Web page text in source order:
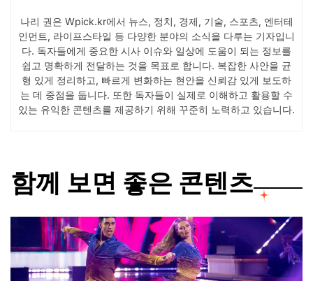
나리 권은 Wpick.kr에서 뉴스, 정치, 경제, 기술, 스포츠, 엔터테
인먼트, 라이프스타일 등 다양한 분야의 소식을 다루는 기자입니
다. 독자들에게 중요한 시사 이슈와 일상에 도움이 되는 정보를
쉽고 명확하게 전달하는 것을 목표로 합니다. 복잡한 사안을 균
형 있게 정리하고, 빠르게 변화하는 현안을 신뢰감 있게 보도하
는 데 중점을 둡니다. 또한 독자들이 실제로 이해하고 활용할 수
있는 유익한 콘텐츠를 제공하기 위해 꾸준히 노력하고 있습니다.
함께 보면 좋은 콘텐츠